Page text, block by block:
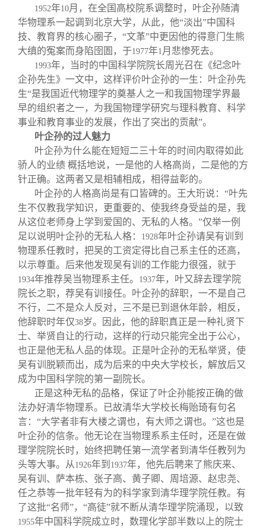
1952年10月，在全国高校院系调整时，叶企孙随清
华物理系一起调到北京大学，从此，他“淡出”中国科
技、教育界的核心圈子，“文革”中更因他的得意门生熊
大缜的冤案而身陷囹圄，于1977年1 月悲惨死去。
1993年，当时的中国科学院院长周光召在《纪念叶
企孙先生》一文中，这样评价叶企孙的一生：叶企孙先
生“是我国近代物理学的奠基人之一和我国物理学界最
早的组织者之一，为我国物理学研究与理科教育、科学
事业和教育事业的发展，作出了突出的贡献”。
叶企孙的过人魅力
叶企孙为什么能在短短二三十年的时间内取得如此
骄人的业绩 概括地说，一是他的人格高尚，二是他的方
针正确。这两者又是相辅相成，相得益彰的。
叶企孙的人格高尚是有口皆碑的。王大珩说：“叶先
生不仅教我学知识，更重要的、使我终身受益的是，我
从这位老师身上学到爱国的、无私的人格。”仅举一例
足以说明叶企孙的无私人格：
1928年叶企孙请吴有训到
物理系任教时，把吴的工资定得比自己系主任的还高，
以示尊重。后来他发现吴有训的工作能力很强，就于
1934年推荐吴当物理系主任。 1937年，叶又辞去理学院
院长之职，荐吴有训接任。叶企孙的辞职，一不是自己
不行，二不是众人反对，三不是已到退休年龄，相反，
他辞职时年仅38岁。因此，他的辞职真正是一种礼贤下
士、举贤自让的行动，这样的行动只能完全出于公心，
也正是他无私人品的体现。正是叶企孙的无私举贤，使
吴有训脱颖而出，成为后来的中央大学校长，解放后又
成为中国科学院的第一副院长。
正是这种无私的品格，保证了叶企孙能按正确的做
法办好清华物理系。已故清华大学校长梅贻琦有句名
言：“大学者非有大楼之谓也，有大师之谓也。”这也是
叶企孙的信条。他无论在当物理系系主任时，还是在做
理学院院长时，始终把聘任第一流学者到清华任教列为
头等大事。从 1926年到 1937年，他先后聘来了熊庆来、
吴有训、萨本栋、张子高、黄子卿、周培源、赵忠尧、
任之恭等一批年轻有为的科学家到清华理学院任教。有
了这批“名师”，“高徒”就不断从清华理学院涌现，以致
1955年中国科学院成立时，数理化学部半数以上的院士